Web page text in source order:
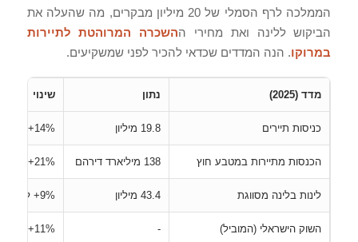
הממלכה לרף הסמלי של 20 מיליון מבקרים, מה שהעלה את
הביקוש ללינה ואת מחירי ההשכרה המרוהטת לתיירות
במרוקו. הנה המדדים שכדאי להכיר לפני שמשקיעים.
מדד (2025) נתון שינוי
כניסות תיירים 19.8 מיליון ‎+14%‎ לעומת 2024
הכנסות מתיירות במטבע חוץ 138 מיליארד דירהם ‎+21%‎ לעומת 2024
לינות בלינה מסווגת 43.4 מיליון ‎+9%‎ לעומת 2024
השוק הישראלי (המוביל) -
‎+11%‎